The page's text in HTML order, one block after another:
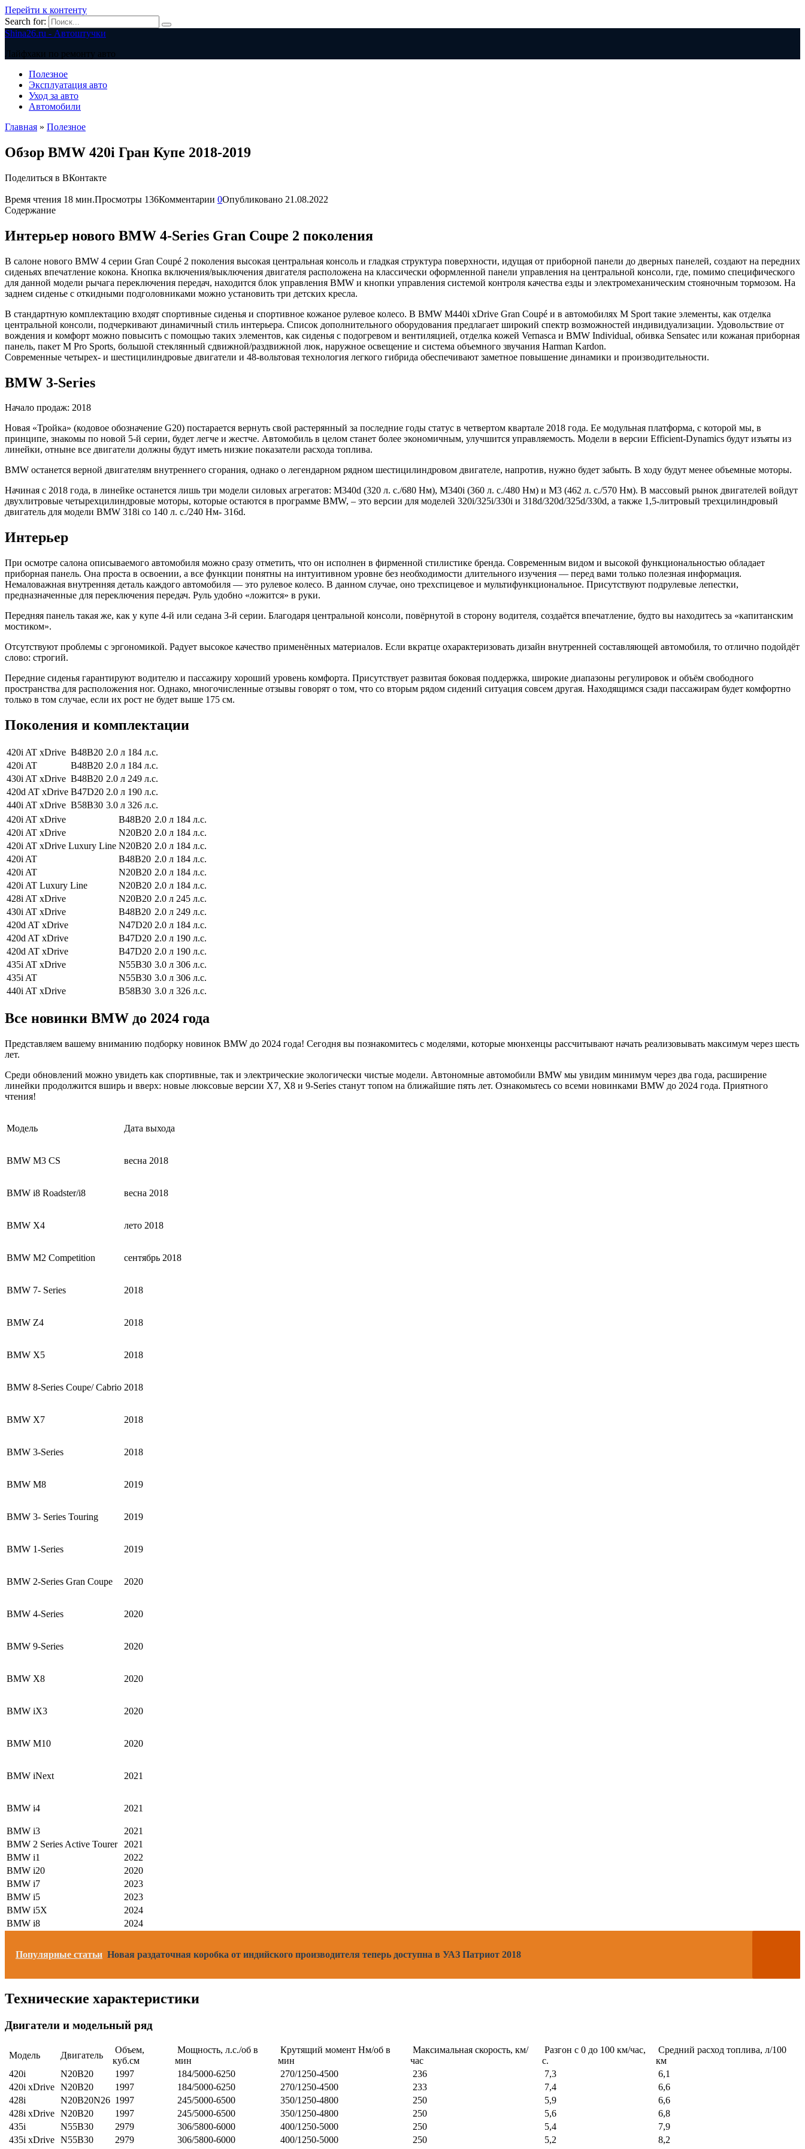
Перейти к контенту
Search for:
Shina26.ru - Автоштучки
Лайфхаки по ремонту авто
Полезное
Эксплуатация авто
Уход за авто
Автомобили
Главная » Полезное
Обзор BMW 420i Гран Купе 2018-2019
Поделиться в ВКонтакте
Время чтения 18 мин.Просмотры 136Комментарии 0Опубликовано 21.08.2022
Содержание
Интерьер нового BMW 4-Series Gran Coupe 2 поколения
В салоне нового BMW 4 серии Gran Coupé 2 поколения высокая центральная консоль и гладкая структура поверхности, идущая от приборной панели до дверных панелей, создают на передних
сиденьях впечатление кокона. Кнопка включения/выключения двигателя расположена на классически оформленной панели управления на центральной консоли, где, помимо специфического
для данной модели рычага переключения передач, находится блок управления BMW и кнопки управления системой контроля качества езды и электромеханическим стояночным тормозом. На
заднем сиденье с откидными подголовниками можно установить три детских кресла.
В стандартную комплектацию входят спортивные сиденья и спортивное кожаное рулевое колесо. В BMW M440i xDrive Gran Coupé и в автомобилях M Sport такие элементы, как отделка
центральной консоли, подчеркивают динамичный стиль интерьера. Список дополнительного оборудования предлагает широкий спектр возможностей индивидуализации. Удовольствие от
вождения и комфорт можно повысить с помощью таких элементов, как сиденья с подогревом и вентиляцией, отделка кожей Vernasca и BMW Individual, обивка Sensatec или кожаная приборная
панель, пакет M Pro Sports, большой стеклянный сдвижной/раздвижной люк, наружное освещение и система объемного звучания Harman Kardon.
Современные четырех- и шестицилиндровые двигатели и 48-вольтовая технология легкого гибрида обеспечивают заметное повышение динамики и производительности.
BMW 3-Series
Начало продаж: 2018
Новая «Тройка» (кодовое обозначение G20) постарается вернуть свой растерянный за последние годы статус в четвертом квартале 2018 года. Ее модульная платформа, с которой мы, в
принципе, знакомы по новой 5-й серии, будет легче и жестче. Автомобиль в целом станет более экономичным, улучшится управляемость. Модели в версии Efficient-Dynamics будут изъяты из
линейки, отныне все двигатели должны будут иметь низкие показатели расхода топлива.
BMW останется верной двигателям внутреннего сгорания, однако о легендарном рядном шестицилиндровом двигателе, напротив, нужно будет забыть. В ходу будут менее объемные моторы.
Начиная с 2018 года, в линейке останется лишь три модели силовых агрегатов: M340d (320 л. с./680 Нм), M340i (360 л. с./480 Нм) и M3 (462 л. с./570 Нм). В массовый рынок двигателей войдут
двухлитровые четырехцилиндровые моторы, которые остаются в программе BMW, – это версии для моделей 320i/325i/330i и 318d/320d/325d/330d, а также 1,5-литровый трехцилиндровый
двигатель для модели BMW 318i со 140 л. с./240 Нм- 316d.
Интерьер
При осмотре салона описываемого автомобиля можно сразу отметить, что он исполнен в фирменной стилистике бренда. Современным видом и высокой функциональностью обладает
приборная панель. Она проста в освоении, а все функции понятны на интуитивном уровне без необходимости длительного изучения — перед вами только полезная информация.
Немаловажная внутренняя деталь каждого автомобиля — это рулевое колесо. В данном случае, оно трехспицевое и мультифункциональное. Присутствуют подрулевые лепестки,
предназначенные для переключения передач. Руль удобно «ложится» в руки.
Передняя панель такая же, как у купе 4-й или седана 3-й серии. Благодаря центральной консоли, повёрнутой в сторону водителя, создаётся впечатление, будто вы находитесь за «капитанским
мостиком».
Отсутствуют проблемы с эргономикой. Радует высокое качество применённых материалов. Если вкратце охарактеризовать дизайн внутренней составляющей автомобиля, то отлично подойдёт
слово: строгий.
Передние сиденья гарантируют водителю и пассажиру хороший уровень комфорта. Присутствует развитая боковая поддержка, широкие диапазоны регулировок и объём свободного
пространства для расположения ног. Однако, многочисленные отзывы говорят о том, что со вторым рядом сидений ситуация совсем другая. Находящимся сзади пассажирам будет комфортно
только в том случае, если их рост не будет выше 175 см.
Поколения и комплектации
420i AT xDrive B48B20 2.0 л 184 л.с.
420i AT
B48B20 2.0 л 184 л.с.
430i AT xDrive B48B20 2.0 л 249 л.с.
420d AT xDrive B47D20 2.0 л 190 л.с.
440i AT xDrive B58B30 3.0 л 326 л.с.
420i AT xDrive
B48B20 2.0 л 184 л.с.
420i AT xDrive
N20B20 2.0 л 184 л.с.
420i AT xDrive Luxury Line N20B20 2.0 л 184 л.с.
420i AT
B48B20 2.0 л 184 л.с.
420i AT
N20B20 2.0 л 184 л.с.
420i AT Luxury Line
N20B20 2.0 л 184 л.с.
428i AT xDrive
N20B20 2.0 л 245 л.с.
430i AT xDrive
B48B20 2.0 л 249 л.с.
420d AT xDrive
N47D20 2.0 л 184 л.с.
420d AT xDrive
B47D20 2.0 л 190 л.с.
420d AT xDrive
B47D20 2.0 л 190 л.с.
435i AT xDrive
N55B30 3.0 л 306 л.с.
435i AT
N55B30 3.0 л 306 л.с.
440i AT xDrive
B58B30 3.0 л 326 л.с.
Все новинки BMW до 2024 года
Представляем вашему вниманию подборку новинок BMW до 2024 года! Сегодня вы познакомитесь с моделями, которые мюнхенцы рассчитывают начать реализовывать максимум через шесть
лет.
Среди обновлений можно увидеть как спортивные, так и электрические экологически чистые модели. Автономные автомобили BMW мы увидим минимум через два года, расширение
линейки продолжится вширь и вверх: новые люксовые версии X7, X8 и 9-Series станут топом на ближайшие пять лет. Ознакомьтесь со всеми новинками BMW до 2024 года. Приятного
чтения!
Модель Дата выхода
BMW M3 CS весна 2018
BMW i8 Roadster/i8 весна 2018
BMW X4 лето 2018
BMW M2 Competition сентябрь 2018
BMW 7- Series 2018
BMW Z4 2018
BMW X5 2018
BMW 8-Series Coupe/ Cabrio 2018
BMW X7 2018
BMW 3-Series 2018
BMW M8 2019
BMW 3- Series Touring 2019
BMW 1-Series 2019
BMW 2-Series Gran Coupe 2020
BMW 4-Series 2020
BMW 9-Series 2020
BMW X8 2020
BMW iX3 2020
BMW M10 2020
BMW iNext 2021
BMW i4 2021
BMW i3
2021
BMW 2 Series Active Tourer
2021
BMW i1
2022
BMW i20
2020
BMW i7
2023
BMW i5
2023
BMW i5X
2024
BMW i8
2024
Популярные статьи Новая раздаточная коробка от индийского производителя теперь доступна в УАЗ Патриот 2018
Технические характеристики
Двигатели и модельный ряд
Модель Двигатель
Объем,
куб.см
Мощность, л.с./об в
мин
Крутящий момент Нм/об в
мин
Максимальная скорость, км/
час
Разгон с 0 до 100 км/час,
с.
Средний расход топлива, л/100
км
420i
N20B20 1997 184/5000-6250 270/1250-4500 236 7,3
6,1
420i xDrive N20B20 1997 184/5000-6250 270/1250-4500 233 7,4
6,6
428i
N20B20N26 1997 245/5000-6500 350/1250-4800 250 5,9
6,6
428i xDrive N20B20 1997 245/5000-6500 350/1250-4800 250 5,6
6,8
435i
N55B30 2979 306/5800-6000 400/1250-5000 250 5,4
7,9
435i xDrive N55B30 2979 306/5800-6000 400/1250-5000 250 5,2
8,2